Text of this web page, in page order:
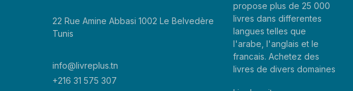
22 Rue Amine Abbasi 1002 Le Belvedère
Tunis
info@livreplus.tn
+216 31 575 307
propose plus de 25 000
livres dans differentes
langues telles que
l'arabe, l'anglais et le
francais. Achetez des
livres de divers domaines